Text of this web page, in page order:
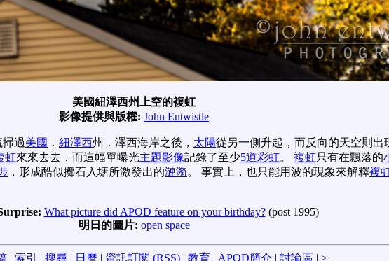
美國紐澤西州上空的複虹
影像提供與版權: John Entwistle
掃過美國 ． 紐澤西州．澤西海岸之後， 太陽從另一側升起，而反向的天空則出
虹來來去去，而這幅單曝光主題影像記錄了至少5道彩虹。 複虹只有在飄落的
，形成酷似擲石入塘所激發出的漣漪。 事實上，也只能用波的現象來解釋複
What picture did APOD feature on your birthday?(post 1995)
明日的圖片: open space
| 索引 | 搜尋 | 日曆 | 資訊訂閱 (RSS) | 教育 | APOD簡介 | 討論區 | >